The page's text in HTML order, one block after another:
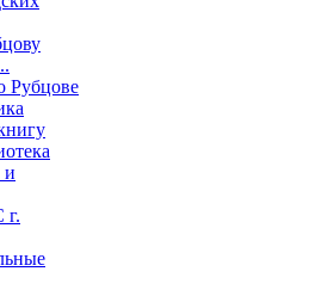
Рубцове
и
г.